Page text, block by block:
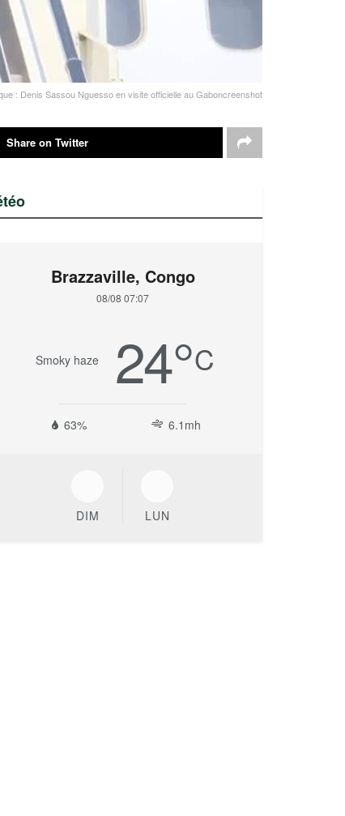
: Denis Sassou Nguesso en visite officielle au Gaboncreenshot
Share on Twitter
Brazzaville, Congo
08/08 07:07
Smoky haze 24°C
63% 6.1mh
DIM LUN